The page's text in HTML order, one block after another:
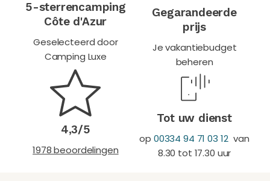
5-sterrencamping
Côte d'Azur
Geselecteerd door
Camping Luxe
Gegarandeerde
prijs
Je vakantiebudget
beheren
4,3/5
1978 beoordelingen
Tot uw dienst
op 00334 94 71 03 12van
8.30 tot 17.30 uur